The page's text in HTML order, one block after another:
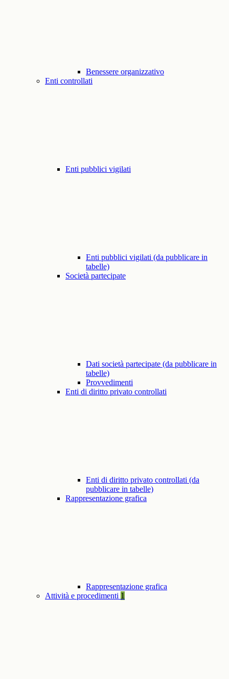
Benessere organizzativo
Enti controllati
Enti pubblici vigilati
Enti pubblici vigilati (da pubblicare in
tabelle)
Società partecipate
Dati società partecipate (da pubblicare in
tabelle)
Provvedimenti
Enti di diritto privato controllati
Enti di diritto privato controllati (da
pubblicare in tabelle)
Rappresentazione grafica
Rappresentazione grafica
Attività e procedimenti 1